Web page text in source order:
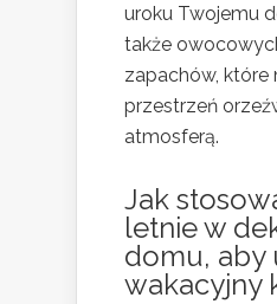
uroku Twojemu
także
zapachów, które
przestrzeń
atmosferą.
Jak
letnie w
domu, aby
wakacyjny